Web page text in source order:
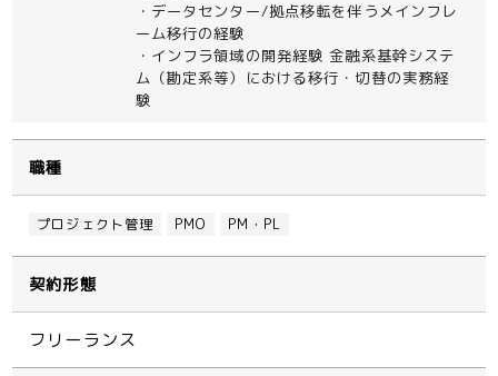
・データセンター/拠点移転を伴うメインフレ
ーム移行の経験
・インフラ領域の開発経験 金融系基幹システ
ム（勘定系等）における移行・切替の実務経
験
職種
プロジェクト管理 PMO PM・PL
契約形態
フリーランス